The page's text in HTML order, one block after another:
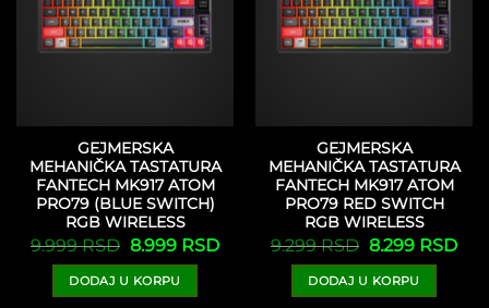
GEJMERSKA
MEHANIČKA TASTATURA
FANTECH MK917 ATOM
PRO79 (BLUE SWITCH)
RGB WIRELESS
9.999RSD
Originalna
cena
je
bila:
9.999 RSD.
8.999 RSDTrenutna
cena
DODAJ U KORPU
GEJMERSKA
MEHANIČKA TASTATURA
FANTECH MK917 ATOM
PRO79 RED SWITCH
RGB WIRELESS
9.299RSD
Originalna
cena
je
bila:
9.299 RSD.
8.299 RSD
DODAJ U KORPU